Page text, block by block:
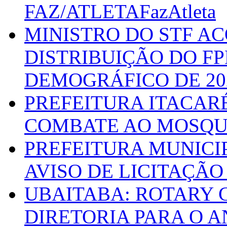
FAZ/ATLETAFazAtleta
MINISTRO DO STF
DISTRIBUIÇÃO DO
DEMOGRÁFICO DE
PREFEITURA
COMBATE AO
PREFEITURA
AVISO DE LICITAÇÃO
UBAITABA: ROTARY
DIRETORIA PARA O